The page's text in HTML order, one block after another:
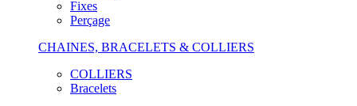
Fixes
Perçage
CHAINES, BRACELETS & COLLIERS
COLLIERS
Bracelets